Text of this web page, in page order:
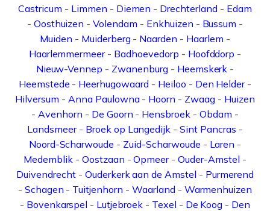
Castricum - Limmen - Diemen - Drechterland - Edam
- Oosthuizen -Volendam - Enkhuizen - Bussum -
Muiden - Muiderberg- Naarden - Haarlem -
Haarlemmermeer- Badhoevedorp - Hoofddorp -
Nieuw-Vennep - Zwanenburg- Heemskerk -
Heemstede - Heerhugowaard - Heiloo - Den Helder-
Hilversum - Anna Paulowna- Hoorn - Zwaag- Huizen
-Avenhorn - De Goorn - Hensbroek -Obdam -
Landsmeer- Broek op Langedijk -Sint Pancras -
Noord-Scharwoude - Zuid-Scharwoude - Laren -
Medemblik- Oostzaan -Opmeer-Ouder-Amstel -
Duivendrecht- Ouderkerk aan de Amstel - Purmerend
- Schagen - Tuitjenhorn - Waarland - Warmenhuizen
- Bovenkarspel - Lutjebroek- Texel - De Koog - Den